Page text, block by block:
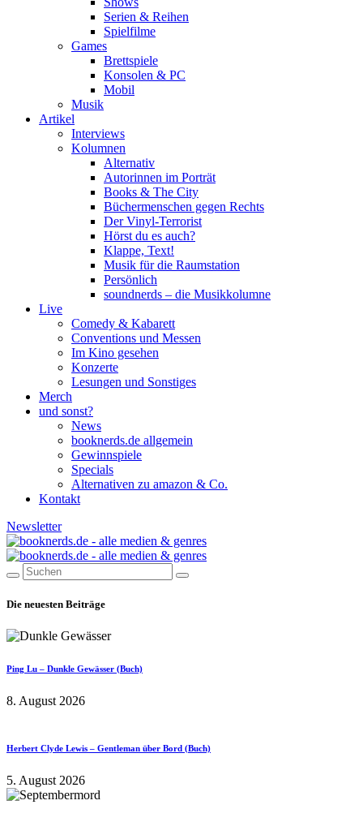
Serien & Reihen
Spielfilme
Games
Brettspiele
Konsolen & PC
Mobil
Musik
Artikel
Interviews
Kolumnen
Alternativ
Autorinnen im Porträt
Books & The City
Büchermenschen gegen Rechts
Der Vinyl-Terrorist
Hörst du es auch?
Klappe, Text!
Musik für die Raumstation
Persönlich
soundnerds – die Musikkolumne
Live
Comedy & Kabarett
Conventions und Messen
Im Kino gesehen
Konzerte
Lesungen und Sonstiges
Merch
und sonst?
News
booknerds.de allgemein
Gewinnspiele
Specials
Alternativen zu amazon & Co.
Kontakt
Newsletter
Die neuesten Beiträge
Ping Lu – Dunkle Gewässer (Buch)
8. August 2026
Herbert Clyde Lewis – Gentleman über Bord (Buch)
5. August 2026